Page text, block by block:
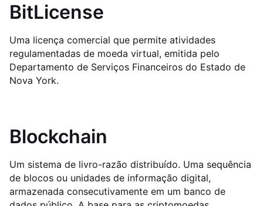
BitLicense
Uma licença comercial que permite atividades
regulamentadas de moeda virtual, emitida pelo
Departamento de Serviços Financeiros do Estado de
Nova York.
Blockchain
Um sistema de livro-razão distribuído. Uma sequência
de blocos ou unidades de informação digital,
armazenada consecutivamente em um banco de